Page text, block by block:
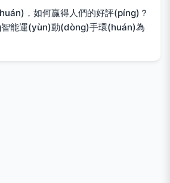
，如何贏得人們的好評(píng)？
能運(yùn)動(dòng)手環(huán)為